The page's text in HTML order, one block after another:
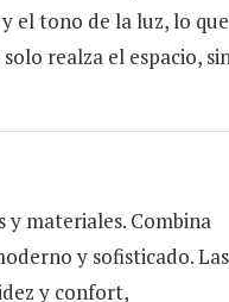
el tono de la luz, lo
realza el espacio,
materiales. Combina
y sofisticado. Las
y confort,